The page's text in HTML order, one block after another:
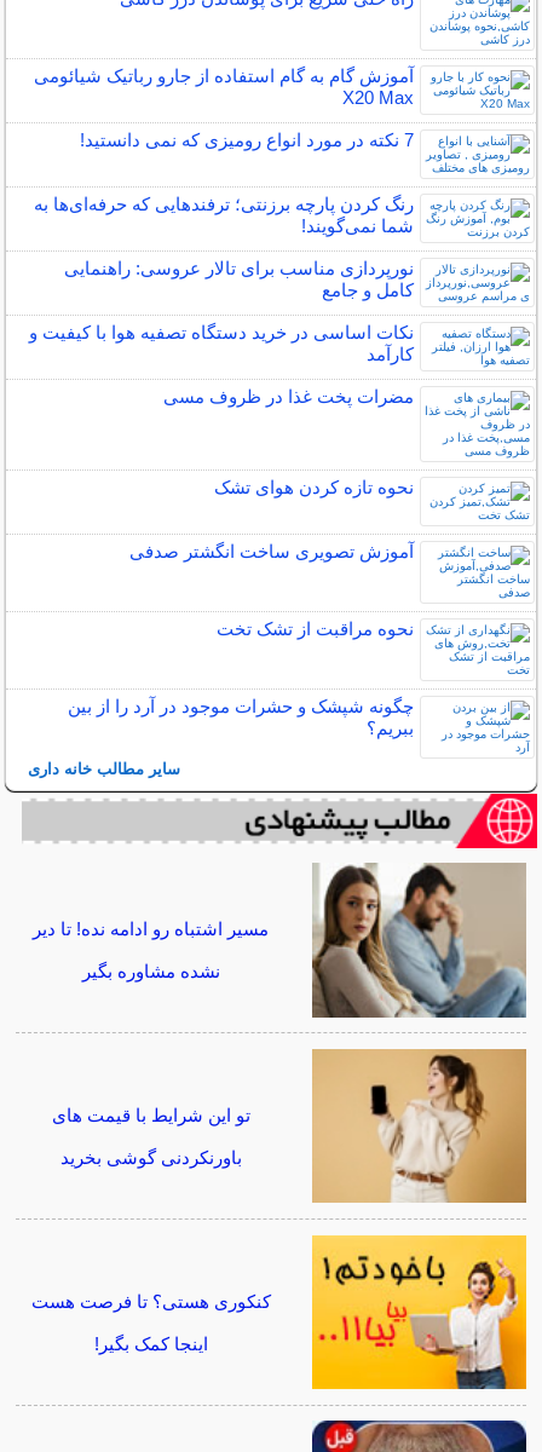
آموزش گام به گام استفاده از جارو رباتیک شیائومی
X20 Max
7 نکته در مورد انواع رومیزی که نمی دانستید!
رنگ کردن پارچه برزنتی؛ ترفندهایی که حرفه‌ای‌ها به
شما نمی‌گویند!
نورپردازی مناسب برای تالار عروسی: راهنمایی
کامل و جامع
نکات اساسی در خرید دستگاه تصفیه هوا با کیفیت و
کارآمد
مضرات پخت غذا در ظروف مسی
نحوه تازه کردن هوای تشک
آموزش تصویری ساخت انگشتر صدفی
نحوه مراقبت از تشک تخت
چگونه شپشک و حشرات موجود در آرد را از بین
ببریم؟
سایر مطالب خانه داری
مسیر اشتباه رو ادامه نده! تا دیر
نشده مشاوره بگیر
تو این شرایط با قیمت های
باورنکردنی گوشی بخرید
کنکوری هستی؟ تا فرصت هست
اینجا کمک بگیر!